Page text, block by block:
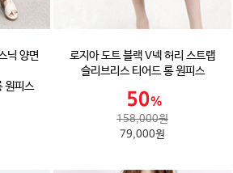
닉 양면
원피스
로지아 도트 블랙 V넥 허리 스트랩
슬리브리스 티어드 롱 원피스
158,000원
79,000원